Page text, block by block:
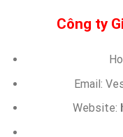
Công ty
Email:
Website: